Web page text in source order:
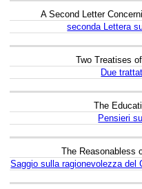
A Second Letter
seconda Lettera
Two Treatises
Due
The
Pensieri
The Reasonabless
Saggio sulla ragionevolezza del